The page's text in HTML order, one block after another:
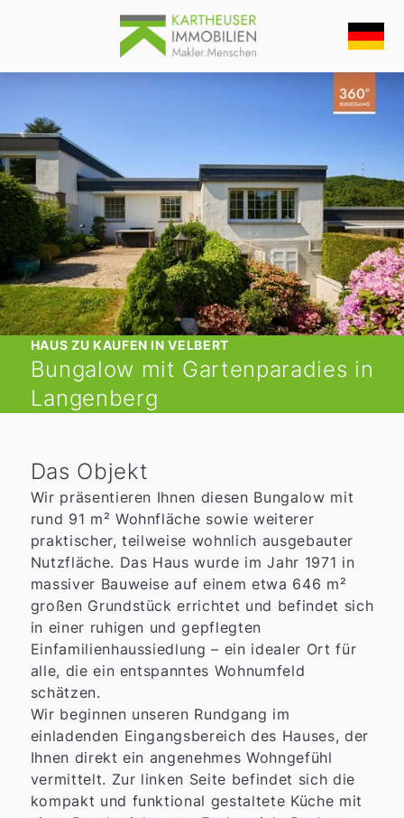
HAUS ZU KAUFEN IN VELBERT
Bungalow mit Gartenparadies in
Langenberg
Das Objekt
Wir präsentieren Ihnen diesen Bungalow mit
rund 91 m² Wohnfläche sowie weiterer
praktischer, teilweise wohnlich ausgebauter
Nutzfläche. Das Haus wurde im Jahr 1971 in
massiver Bauweise auf einem etwa 646 m²
großen Grundstück errichtet und befindet sich
in einer ruhigen und gepflegten
Einfamilienhaussiedlung – ein idealer Ort für
alle, die ein entspanntes Wohnumfeld
schätzen.
Wir beginnen unseren Rundgang im
einladenden Eingangsbereich des Hauses, der
Ihnen direkt ein angenehmes Wohngefühl
vermittelt. Zur linken Seite befindet sich die
kompakt und funktional gestaltete Küche mit